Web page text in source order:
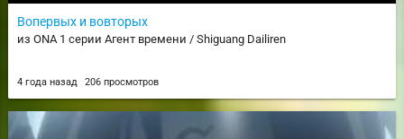
Вопервых и вовторых
из ONA 1 серии Агент времени / Shiguang Dailiren
4 года назад 206 просмотров